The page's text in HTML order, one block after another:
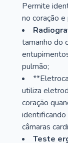
Permite
no coração
tamanho do
pulmão;
utiliza
coração
identificando
câmaras
Teste